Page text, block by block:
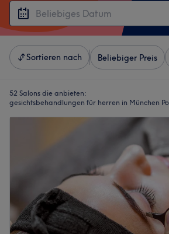
Sortieren nach Beliebiger Preis
52 Salons die anbieten:
gesichtsbehandlungen für herren in München